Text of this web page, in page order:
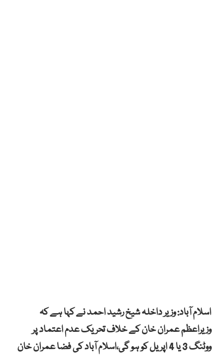
اسلام آباد: وزیر داخلہ شیخ رشید احمد نے کہا ہے کہ
وزیراعظم عمران خان کے خلاف تحریک عدم اعتماد پر
ووٹنگ 3 یا 4 اپریل کو ہو گی،اسلام آباد کی فضا عمران خان